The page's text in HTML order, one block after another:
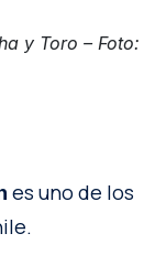
y Toro – Foto:
es uno de los